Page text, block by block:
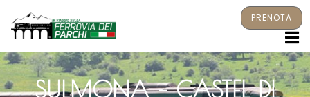
PRENOTA
SULMONA – CASTEL DI